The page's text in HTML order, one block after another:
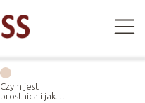
Czym jest
prostnica i jak